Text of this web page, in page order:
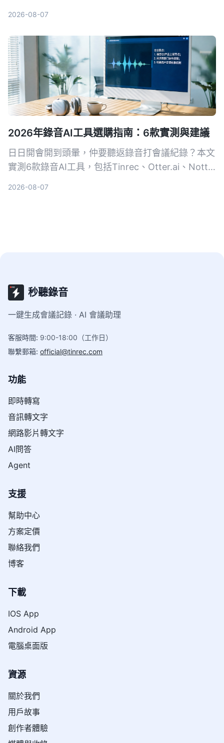
2026-08-07
2026年錄音AI工具選購指南：6款實測與建議
日日開會開到頭暈，仲要聽返錄音打會議紀錄？本文
實測6款錄音AI工具，包括Tinrec、Otter.ai、Notta
2026-08-07
秒聽錄音
一鍵生成會議記錄 · AI 會議助理
客服時間: 9:00-18:00（工作日）
聯繫郵箱: official@tinrec.com
功能
即時轉寫
音訊轉文字
網路影片轉文字
AI問答
Agent
支援
幫助中心
方案定價
聯絡我們
博客
下載
IOS App
Android App
電腦桌面版
資源
關於我們
用戶故事
創作者體驗